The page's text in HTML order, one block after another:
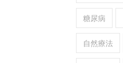
糖尿病
自然療法